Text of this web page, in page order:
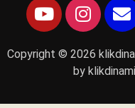
Copyright © 2026
by